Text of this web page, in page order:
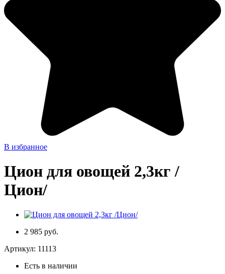
В избранное
Цион для овощей 2,3кг /
Цион/
2 985 руб.
Артикул: 11113
Есть в наличии